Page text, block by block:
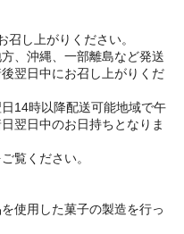
し上がりください。
、沖縄、一部離島など発送
翌日中にお召し上がりくだ
14時以降配送可能地域で午
翌日中のお日持ちとなりま
覧ください。
使用した菓子の製造を行っ